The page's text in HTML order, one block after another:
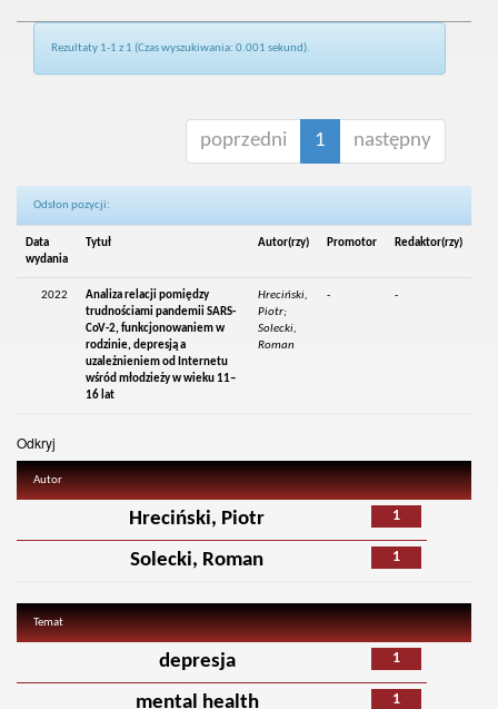
Rezultaty 1-1 z 1 (Czas wyszukiwania: 0.001 sekund).
poprzedni 1 następny
Odsłon pozycji:
Data
wydania
Tytuł Autor(rzy) Promotor Redaktor(rzy)
2022
Analiza relacji pomiędzy
trudnościami pandemii SARS-
CoV-2, funkcjonowaniem w
rodzinie, depresją a
uzależnieniem od Internetu
wśród młodzieży w wieku 11–
16 lat
Hreciński,
Piotr;
Solecki,
Roman
- -
Odkryj
Autor
1
Hreciński, Piotr
1
Solecki, Roman
Temat
1
depresja
1
mental health